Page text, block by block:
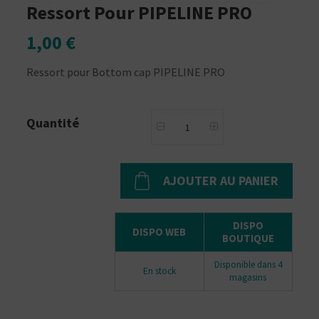
Ressort Pour PIPELINE PRO
1,00 €
Ressort pour Bottom cap PIPELINE PRO
Quantité
AJOUTER AU PANIER
DISPO WEB
DISPO
BOUTIQUE
En stock
Disponible dans 4
magasins